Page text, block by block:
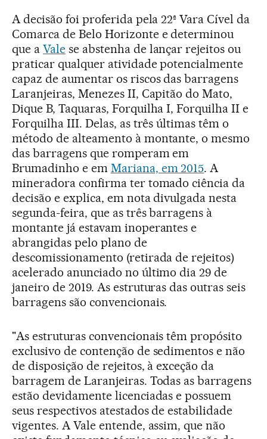
A decisão foi proferida pela 22ª Vara Cível da
Comarca de Belo Horizonte e determinou
que a Valese abstenha de lançar rejeitos ou
praticar qualquer atividade potencialmente
capaz de aumentar os riscos das barragens
Laranjeiras, Menezes II, Capitão do Mato,
Dique B, Taquaras, Forquilha I, Forquilha II e
Forquilha III. Delas, as três últimas têm o
método de alteamento à montante, o mesmo
das barragens que romperam em
Brumadinho e em Mariana, em 2015. A
mineradora confirma ter tomado ciência da
decisão e explica, em nota divulgada nesta
segunda-feira, que as três barragens à
montante já estavam inoperantes e
abrangidas pelo plano de
descomissionamento (retirada de rejeitos)
acelerado anunciado no último dia 29 de
janeiro de 2019. As estruturas das outras seis
barragens são convencionais.
"As estruturas convencionais têm propósito
exclusivo de contenção de sedimentos e não
de disposição de rejeitos, à exceção da
barragem de Laranjeiras. Todas as barragens
estão devidamente licenciadas e possuem
seus respectivos atestados de estabilidade
vigentes. A Vale entende, assim, que não